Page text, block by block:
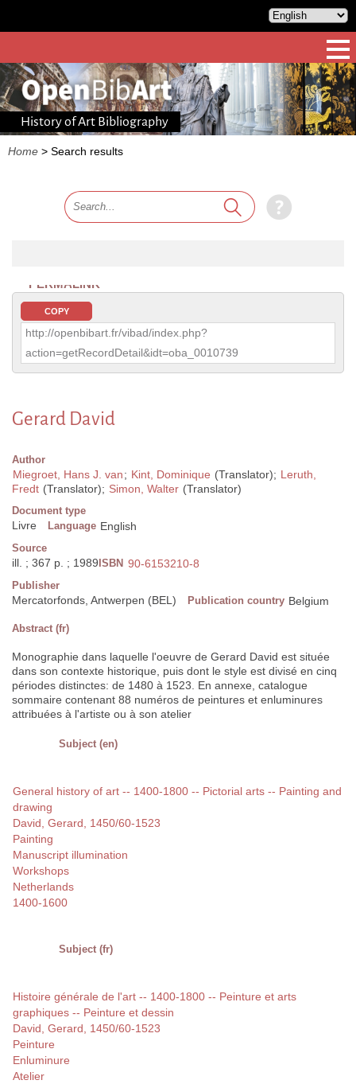
History of Art Bibliography
Home > Search results
PERMALINK
COPY
http://openbibart.fr/vibad/index.php?
action=getRecordDetail&idt=oba_0010739
Gerard David
Author
Miegroet, Hans J. van; Kint, Dominique (Translator); Leruth,
Fredt (Translator); Simon, Walter (Translator)
Document type
Livre Language English
Source
ill. ; 367 p. ; 1989 ISBN 90-6153210-8
Publisher
Mercatorfonds, Antwerpen (BEL) Publication country Belgium
Abstract (fr)
Monographie dans laquelle l'oeuvre de Gerard David est située
dans son contexte historique, puis dont le style est divisé en cinq
périodes distinctes: de 1480 à 1523. En annexe, catalogue
sommaire contenant 88 numéros de peintures et enluminures
attribuées à l'artiste ou à son atelier
Subject (en)
General history of art -- 1400-1800 -- Pictorial arts -- Painting and
drawing
David, Gerard, 1450/60-1523
Painting
Manuscript illumination
Workshops
Netherlands
1400-1600
Subject (fr)
Histoire générale de l'art -- 1400-1800 -- Peinture et arts
graphiques -- Peinture et dessin
David, Gerard, 1450/60-1523
Peinture
Enluminure
Atelier